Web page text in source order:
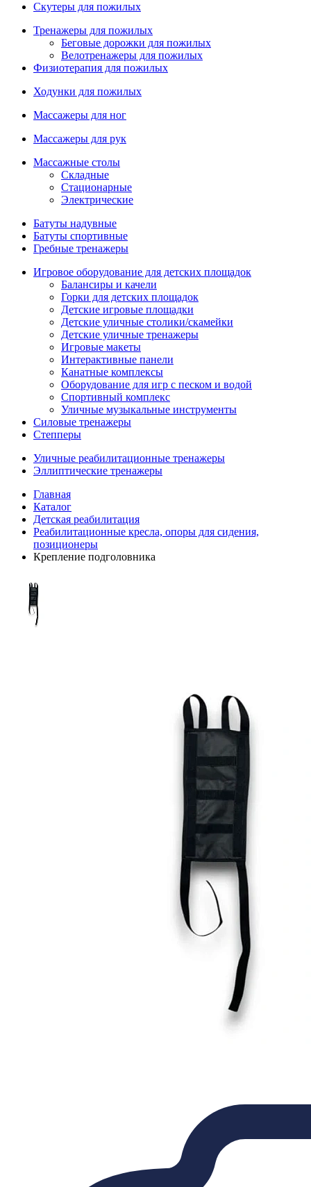
Скутеры для пожилых
Тренажеры для пожилых
Беговые дорожки для пожилых
Велотренажеры для пожилых
Физиотерапия для пожилых
Ходунки для пожилых
Массажеры для ног
Массажеры для рук
Массажные столы
Складные
Стационарные
Электрические
Батуты надувные
Батуты спортивные
Гребные тренажеры
Игровое оборудование для детских площадок
Балансиры и качели
Горки для детских площадок
Детские игровые площадки
Детские уличные столики/скамейки
Детские уличные тренажеры
Игровые макеты
Интерактивные панели
Канатные комплексы
Оборудование для игр с песком и водой
Спортивный комплекс
Уличные музыкальные инструменты
Силовые тренажеры
Степперы
Уличные реабилитационные тренажеры
Эллиптические тренажеры
Главная
Каталог
Детская реабилитация
Реабилитационные кресла, опоры для сидения,
позиционеры
Крепление подголовника